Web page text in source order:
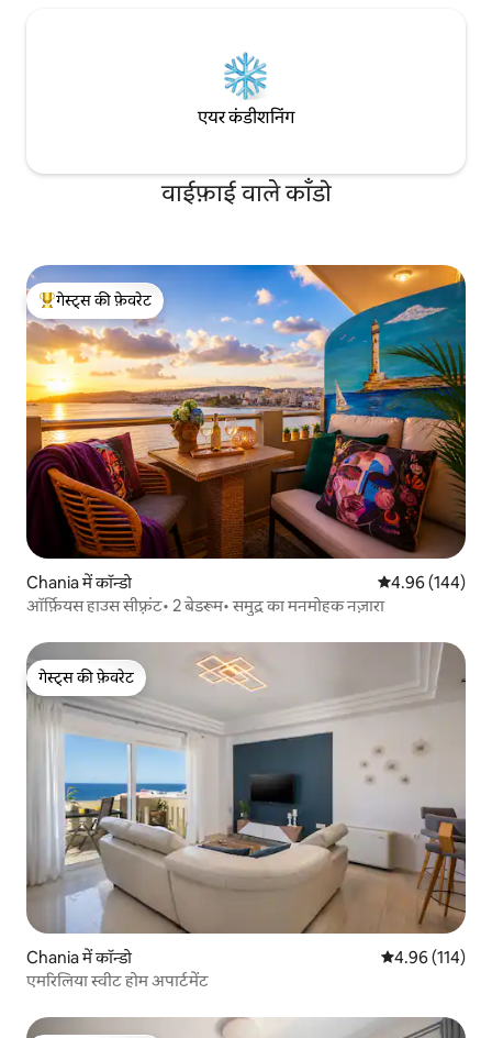
एयर कंडीशनिंग
वाईफ़ाई वाले काँडो
गेस्ट्स का टॉप फ़ेवरेट
गेस्ट्स की फ़ेवरेट
Chania में कॉन्डो औसत रेटिंग 5 में से
4.96 (144)
ऑर्फ़ियस हाउस सीफ़्रंट• 2 बेडरूम• समुद्र का मनमोहक नज़ारा
गेस्ट्स की फ़ेवरेट
गेस्ट्स की फ़ेवरेट
Chania में कॉन्डो औसत रेटिंग 5 में से
4.96 (114)
एमरिलिया स्वीट होम अपार्टमेंट